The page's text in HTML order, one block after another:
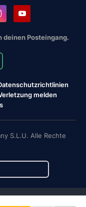
deinen Posteingang.
melden
S.L.U. Alle Rechte